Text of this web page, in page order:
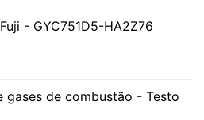
- GYC751D5-HA2Z76
gases de combustão - Testo